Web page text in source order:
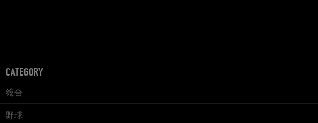
CATEGORY
総合
野球